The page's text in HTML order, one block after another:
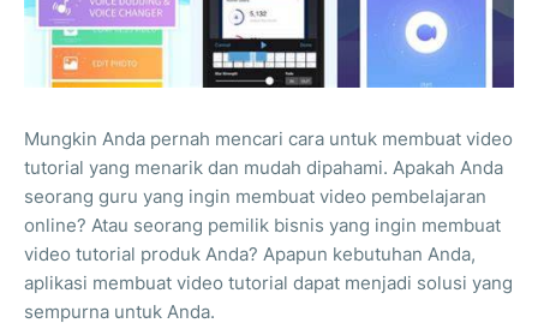
Mungkin Anda pernah mencari cara untuk membuat video
tutorial yang menarik dan mudah dipahami. Apakah Anda
seorang guru yang ingin membuat video pembelajaran
online? Atau seorang pemilik bisnis yang ingin membuat
video tutorial produk Anda? Apapun kebutuhan Anda,
aplikasi membuat video tutorial dapat menjadi solusi yang
sempurna untuk Anda.